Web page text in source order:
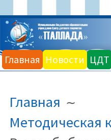
Перейти
к
содержимому
Главная Новости ЦДТ
НА
САЙТЕ
(ХЛЕБНЫЕ
Главная
Методическая